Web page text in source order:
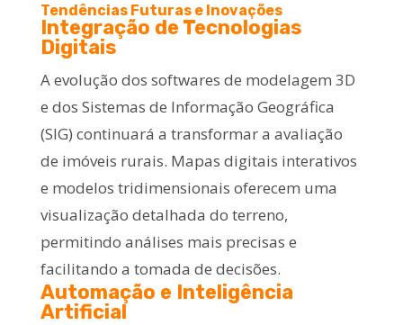
Tendências Futuras e Inovações
Integração de Tecnologias
Digitais
A evolução dos softwares de modelagem 3D
e dos Sistemas de Informação Geográfica
(SIG) continuará a transformar a avaliação
de imóveis rurais. Mapas digitais interativos
e modelos tridimensionais oferecem uma
visualização detalhada do terreno,
permitindo análises mais precisas e
facilitando a tomada de decisões.
Automação e Inteligência
Artificial